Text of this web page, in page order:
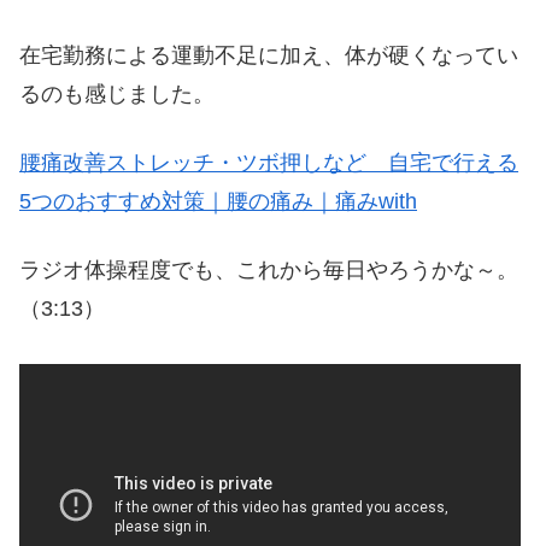
在宅勤務による運動不足に加え、体が硬くなってい
るのも感じました。
腰痛改善ストレッチ・ツボ押しなど 自宅で行える
5つのおすすめ対策｜腰の痛み｜痛みwith
ラジオ体操程度でも、これから毎日やろうかな～。
（3:13）